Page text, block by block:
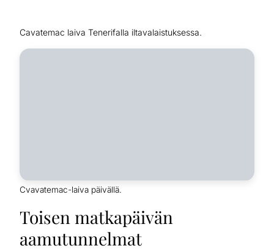
Cavatemac laiva Tenerifalla iltavalaistuksessa.
Cvavatemac-laiva päivällä.
Toisen matkapäivän
aamutunnelmat